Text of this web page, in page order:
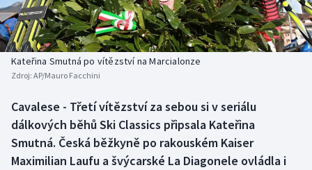
Baseball a softbal
Basketbal
Boby a skeleton
Box
Historické návraty
Aplikace ČT sport
Kateřina Smutná po vítězství na Marcialonze
Zdroj: AP/Mauro Facchini
Cavalese - Třetí vítězství za sebou si v seriálu
dálkových běhů Ski Classics připsala Kateřina
Smutná. Česká běžkyně po rakouském Kaiser
Maximilian Laufu a švýcarské La Diagonele ovládla i